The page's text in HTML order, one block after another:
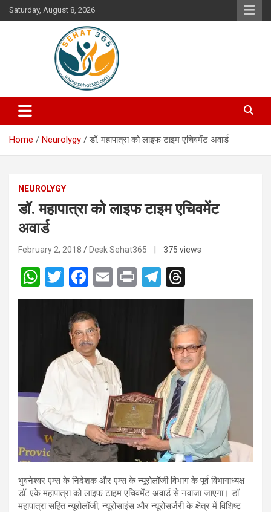
Skip
to
Saturday, August 8, 2026
Sehat365
Your's Complete Health Guide
Home Neurolygy डॉ. महापात्रा को लाइफ टाइम एचिवमेंट अवार्ड
NEUROLYGY
डॉ. महापात्रा को लाइफ टाइम एचिवमेंट
अवार्ड
February 2, 2018 Desk Sehat365 | 375 views
W
h
p
p
T
wi
tt
er
F
a
ce
b
o
o
k
E
m
Pr
in
T
el
gr
a
m
hr
a
d
s
भुवनेश्वर एम्स के निदेशक और एम्स के न्यूरोलॉजी विभाग के पूर्व विभागाध्यक्ष
डॉ. एके महापात्रा को लाइफ टाइम एचिवमेंट अवार्ड से नवाजा जाएगा। डॉ.
महापात्रा सहित न्यूरोलॉजी, न्यूरोसाइंस और न्यूरोसर्जरी के क्षेत्र में विशिष्ट